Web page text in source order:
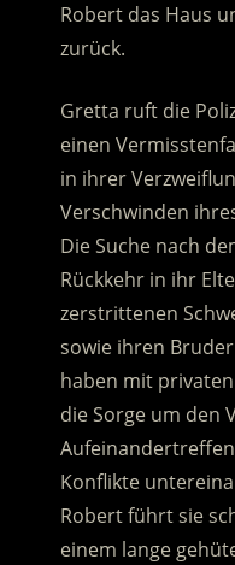
Robert das Haus
zurück.
Gretta ruft die
einen
in ihrer
Verschwinden
Die Suche nach
Rückkehr in ihr
zerstrittenen
sowie ihren
haben mit
die Sorge um den
Konflikte
Robert führt sie
einem lange